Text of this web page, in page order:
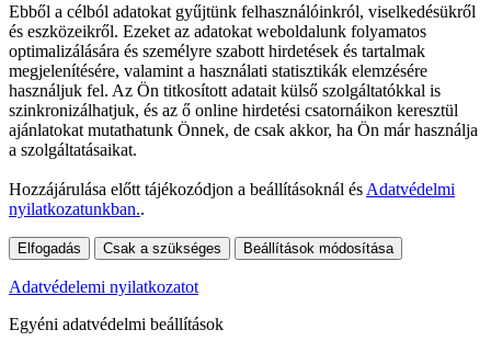
Ebből a célból adatokat gyűjtünk felhasználóinkról, viselkedésükről
és eszközeikről. Ezeket az adatokat weboldalunk folyamatos
optimalizálására és személyre szabott hirdetések és tartalmak
megjelenítésére, valamint a használati statisztikák elemzésére
használjuk fel. Az Ön titkosított adatait külső szolgáltatókkal is
szinkronizálhatjuk, és az ő online hirdetési csatornáikon keresztül
ajánlatokat mutathatunk Önnek, de csak akkor, ha Ön már használja
a szolgáltatásaikat.
Hozzájárulása előtt tájékozódjon a beállításoknál és Adatvédelmi
nyilatkozatunkban..
Elfogadás Csak a szükséges Beállítások módosítása
Adatvédelemi nyilatkozatot
Egyéni adatvédelmi beállítások